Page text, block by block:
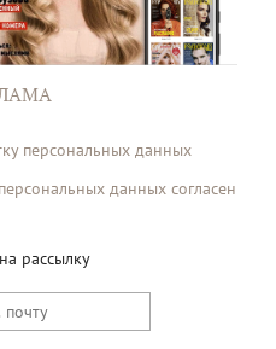
персональных данных
данных согласен
рассылку